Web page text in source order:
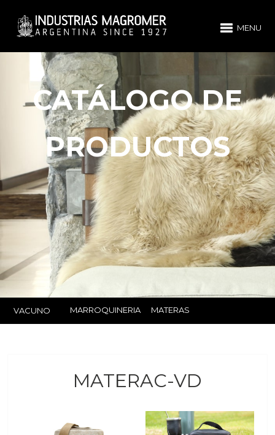
MENU
CATÁLOGO DE
PRODUCTOS
VACUNO MARROQUINERIA MATERAS
MATERAC-VD